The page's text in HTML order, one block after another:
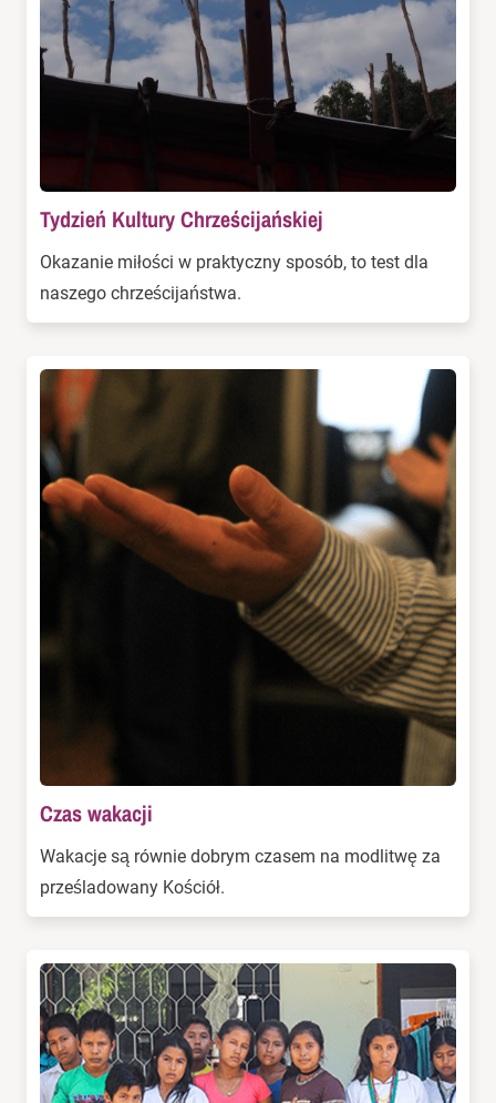
Tydzień Kultury Chrześcijańskiej
Okazanie miłości w praktyczny sposób, to test dla
naszego chrześcijaństwa.
Czas wakacji
Wakacje są równie dobrym czasem na modlitwę za
prześladowany Kościół.